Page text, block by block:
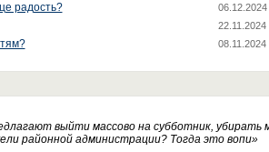
радость? 06.12.2024
22.11.2024
08.11.2024
выйти массово на субботник, убирать
районной администрации? Тогда это вопи»